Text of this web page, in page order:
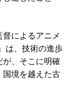
によるアニメ
』は、技術の進歩
が、そこに明確
国境を越えた古